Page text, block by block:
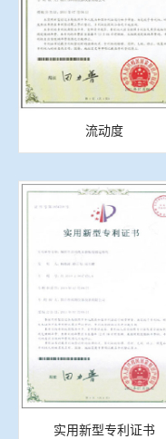
流动度
实用新型专利证书